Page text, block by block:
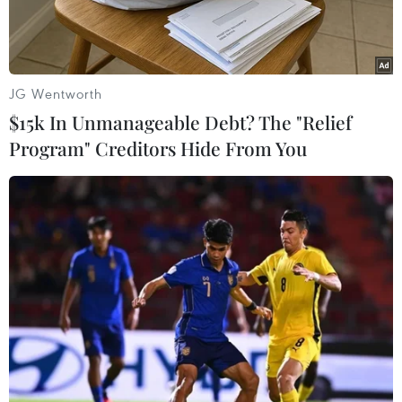
Lực lượng thực thi pháp luật tiến hành khám xét tại khu nghỉ
dưỡng Mar-a-Lago của cựu Tổng thống Mỹ Donald Trump ở
Palm Beach, bang Florida ngày 9/8. (Ảnh: AFP/TTXVN)
Truyền thông Mỹ ngày 12/8 đưa tin các nhân
viên Cục Điều tra Liên bang Mỹ (FBI) đã thu hồi
JG Wentworth
$15k In Unmanageable Debt? The "Relief
Program" Creditors Hide From You